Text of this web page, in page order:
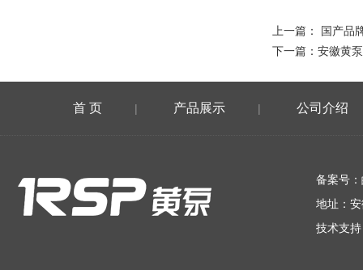
上一篇：
国产品
下一篇： 安徽黄
首 页 | 产品展示 | 公司介绍
备案号：
地址：
技术支